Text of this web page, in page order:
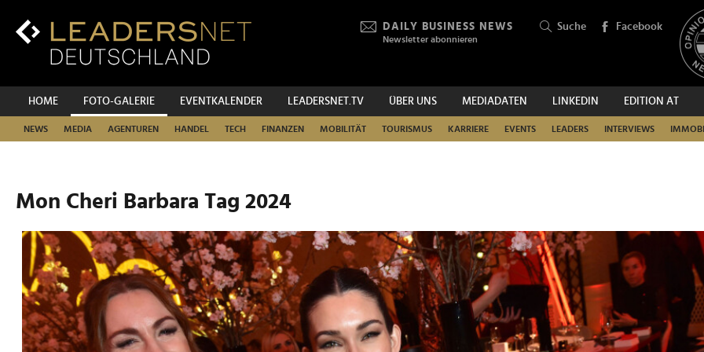
Inhalt
Hauptnavigation
DAILY BUSINESS NEWS
Newsletter abonnieren
Suche Facebook
HOME FOTO-GALERIE EVENTKALENDER LEADERSNET.TV ÜBER UNS MEDIADATEN LINKEDIN EDITION AT
NEWS MEDIA AGENTUREN HANDEL TECH FINANZEN MOBILITÄT TOURISMUS KARRIERE EVENTS LEADERS INTERVIEWS
SUCHEN
Mon Cheri Barbara Tag 2024